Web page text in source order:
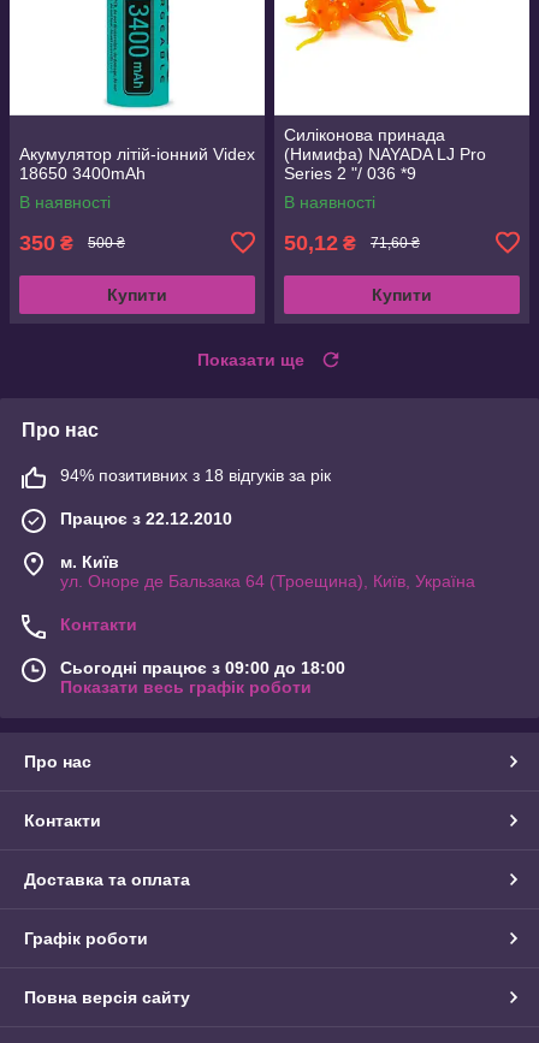
Акумулятор літій-іонний Videx
18650 3400mAh
В наявності
350 ₴ 500 ₴
Купити
Силіконова принада
(Нимифа) NAYADA LJ Pro
Series 2 "/ 036 *9
В наявності
50,12 ₴ 71,60 ₴
Купити
Показати ще
Про нас
94% позитивних з 18 відгуків за рік
Працює з 22.12.2010
м. Київ
ул. Оноре де Бальзака 64 (Троещина), Київ, Україна
Контакти
Сьогодні працює з 09:00 до 18:00
Показати весь графік роботи
Про нас
Контакти
Доставка та оплата
Графік роботи
Повна версія сайту